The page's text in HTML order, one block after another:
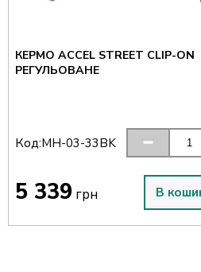
КЕРМО ACCEL STREET CLIP-ON
РЕГУЛЬОВАНЕ
Код:MH-03-33BK
5 339 грн В